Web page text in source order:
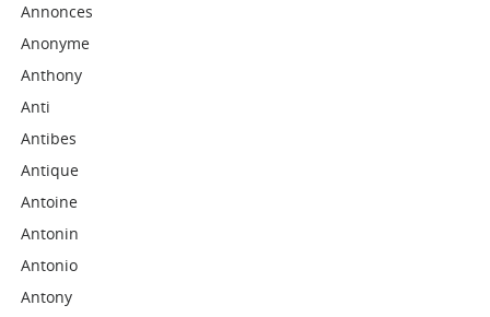
Annonces
Anonyme
Anthony
Anti
Antibes
Antique
Antoine
Antonin
Antonio
Antony